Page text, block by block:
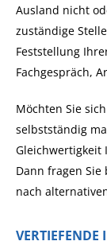
Ausland nicht
zuständige
Feststellung
Fachgespräch,
Möchten Sie
selbstständig
Gleichwertigkeit
Dann fragen
nach